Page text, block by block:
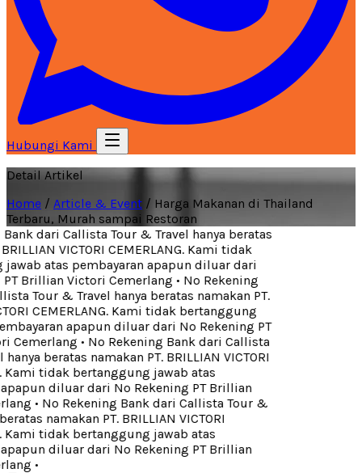
Hubungi Kami
Detail Artikel
Home / Article & Event / Harga Makanan di Thailand
Terbaru, Murah sampai Restoran
dari Callista Tour & Travel hanya beratas
VICTORI CEMERLANG. Kami tidak
atas pembayaran apapun diluar dari
Brillian Victori Cemerlang• No Rekening
Tour & Travel hanya beratas namakan PT.
CEMERLANG. Kami tidak bertanggung
apapun diluar dari No Rekening PT
Cemerlang• No Rekening Bank dari Callista
beratas namakan PT. BRILLIAN VICTORI
Kami tidak bertanggung jawab atas
diluar dari No Rekening PT Brillian
• No Rekening Bank dari Callista Tour &
namakan PT. BRILLIAN VICTORI
Kami tidak bertanggung jawab atas
diluar dari No Rekening PT Brillian
•